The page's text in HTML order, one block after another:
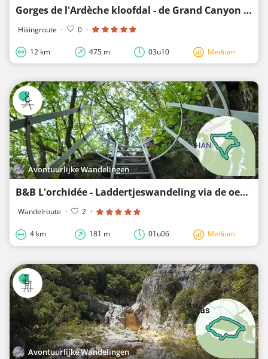
Gorges de l'Ardèche kloofdal - de Grand Canyon van Frankrijk met veel stroomversnellingen
Hikingroute · 0 ·
12 km 475 m 03u10 Medium
Avontuurlijke Wandelingen
B&B L'orchidée - Laddertjeswandeling via de oever van de Semois
Wandelroute · 2 ·
4 km 181 m 01u06 Medium
Avontuurlijke Wandelingen